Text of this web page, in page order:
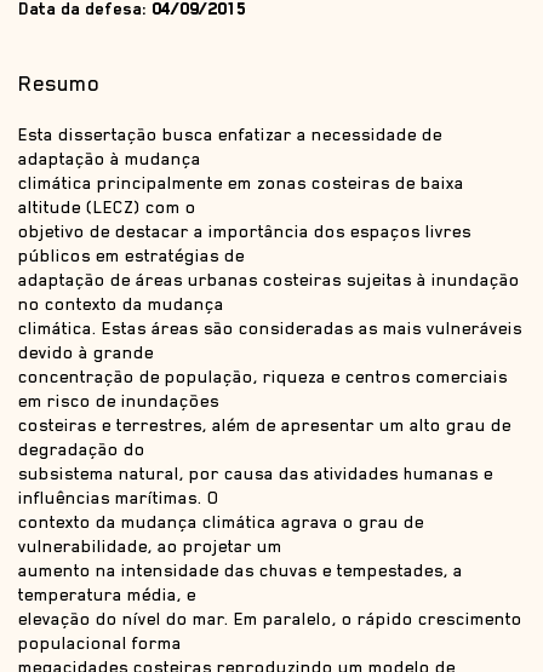
Data da defesa: 04/09/2015
Resumo
Esta dissertação busca enfatizar a necessidade de
adaptação à mudança
climática principalmente em zonas costeiras de baixa
altitude (LECZ) com o
objetivo de destacar a importância dos espaços livres
públicos em estratégias de
adaptação de áreas urbanas costeiras sujeitas à inundação
no contexto da mudança
climática. Estas áreas são consideradas as mais vulneráveis
devido à grande
concentração de população, riqueza e centros comerciais
em risco de inundações
costeiras e terrestres, além de apresentar um alto grau de
degradação do
subsistema natural, por causa das atividades humanas e
influências marítimas. O
contexto da mudança climática agrava o grau de
vulnerabilidade, ao projetar um
aumento na intensidade das chuvas e tempestades, a
temperatura média, e
elevação do nível do mar. Em paralelo, o rápido crescimento
populacional forma
megacidades costeiras reproduzindo um modelo de